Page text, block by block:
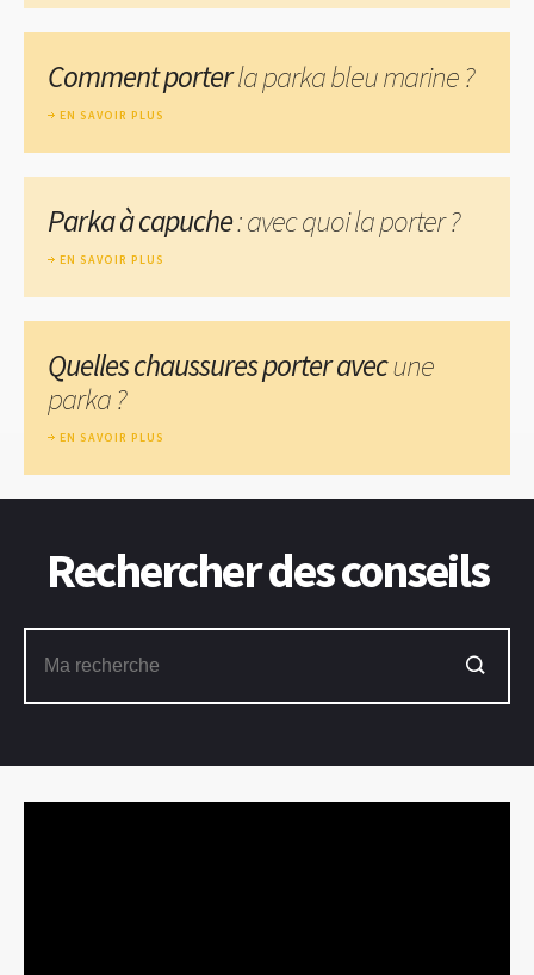
Comment porterla parka bleu marine ?
EN SAVOIR PLUS
Parka à capuche: avec quoi la porter ?
EN SAVOIR PLUS
Quelles chaussures porter avecune
parka ?
EN SAVOIR PLUS
Rechercher des conseils